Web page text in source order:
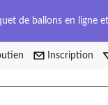
de ballons en ligne et
Inscription